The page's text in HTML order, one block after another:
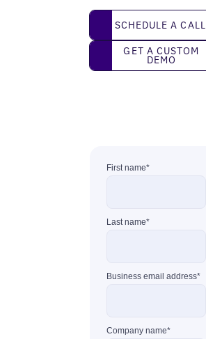
Schedule a call
SCHEDULE A CALL
Get a custom demo
GET A CUSTOM
DEMO